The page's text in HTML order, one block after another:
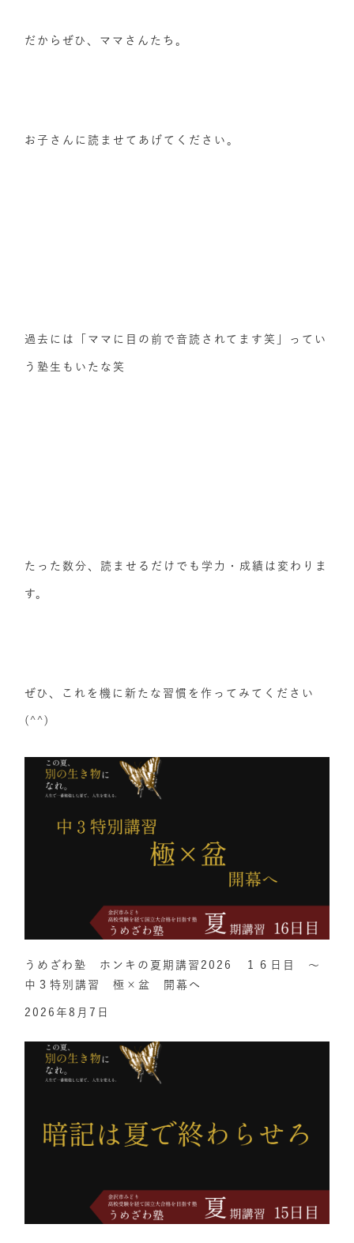
だからぜひ、ママさんたち。
お子さんに読ませてあげてください。
過去には「ママに目の前で音読されてます笑」ってい
う塾生もいたな笑
たった数分、読ませるだけでも学力・成績は変わりま
す。
ぜひ、これを機に新たな習慣を作ってみてください
(^^)
うめざわ塾 ホンキの夏期講習2026 １６日目 ～
中３特別講習 極×盆 開幕へ
2026年8月7日